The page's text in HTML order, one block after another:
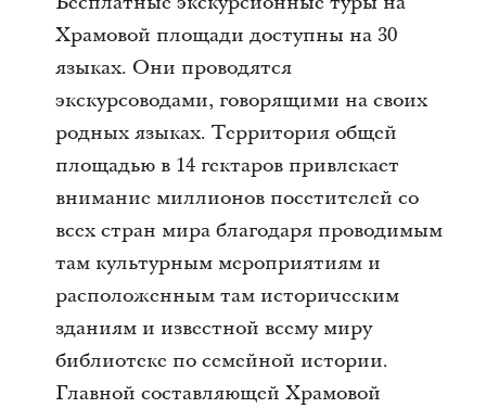
Храмовой площади доступны на 30
языках. Они проводятся
экскурсоводами, говорящими на своих
родных языках. Территория общей
площадью в 14 гектаров привлекает
внимание миллионов посетителей со
всех стран мира благодаря проводимым
там культурным мероприятиям и
расположенным там историческим
зданиям и известной всему миру
библиотеке по семейной истории.
Главной составляющей Храмовой